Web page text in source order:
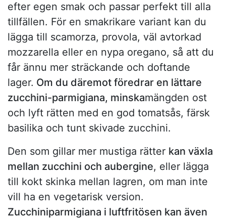
efter egen smak och passar perfekt till alla
tillfällen. För en smakrikare variant kan du
lägga till scamorza, provola, väl avtorkad
mozzarella eller en nypa oregano, så att du
får ännu mer sträckande och doftande
lager. Om du däremot föredrar en lättare
zucchini-parmigiana, minskamängden ost
och lyft rätten med en god tomatsås, färsk
basilika och tunt skivade zucchini.
Den som gillar mer mustiga rätter kan växla
mellan zucchini och aubergine, eller lägga
till kokt skinka mellan lagren, om man inte
vill ha en vegetarisk version.
Zucchiniparmigiana i luftfritösen kan även